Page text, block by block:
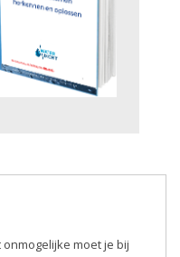
moet je bij